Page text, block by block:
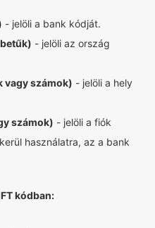
- jelöli a bank kódját.
- jelöli az ország
vagy számok) - jelöli a hely
számok) - jelöli a fiók
használatra, az a bank
kódban: